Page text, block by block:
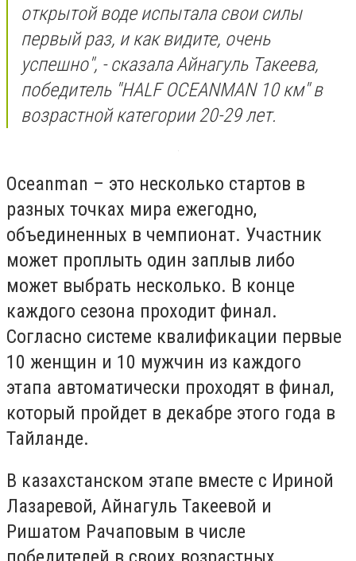
открытой воде испытала свои силы
первый раз, и как видите, очень
успешно", - сказала Айнагуль Такеева,
победитель "HALF OCEANMAN 10 км" в
возрастной категории 20-29 лет.
Oceanman – это несколько стартов в
разных точках мира ежегодно,
объединенных в чемпионат. Участник
может проплыть один заплыв либо
может выбрать несколько. В конце
каждого сезона проходит финал.
Согласно системе квалификации первые
10 женщин и 10 мужчин из каждого
этапа автоматически проходят в финал,
который пройдет в декабре этого года в
Тайланде.
В казахстанском этапе вместе с Ириной
Лазаревой, Айнагуль Такеевой и
Ришатом Рачаповым в числе